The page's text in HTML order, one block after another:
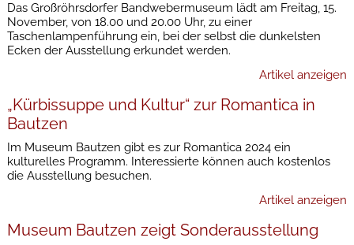
Das Großröhrsdorfer Bandwebermuseum lädt am Freitag, 15.
November, von 18.00 und 20.00 Uhr, zu einer
Taschenlampenführung ein, bei der selbst die dunkelsten
Ecken der Ausstellung erkundet werden.
Artikel anzeigen
„Kürbissuppe und Kultur“ zur Romantica in
Bautzen
Im Museum Bautzen gibt es zur Romantica 2024 ein
kulturelles Programm. Interessierte können auch kostenlos
die Ausstellung besuchen.
Artikel anzeigen
Museum Bautzen zeigt Sonderausstellung